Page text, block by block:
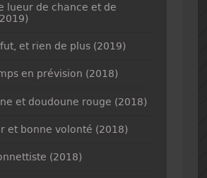
lueur de chance et de
et rien de plus (2019)
en prévision (2018)
et doudoune rouge (2018)
et bonne volonté (2018)
(2018)